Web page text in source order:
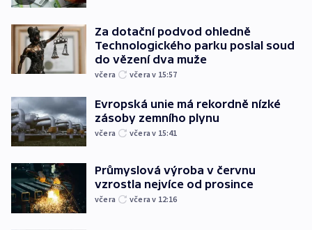
Za dotační podvod ohledně
Technologického parku poslal soud
do vězení dva muže
včera včera v 15:57
Evropská unie má rekordně nízké
zásoby zemního plynu
včera včera v 15:41
Průmyslová výroba v červnu
vzrostla nejvíce od prosince
včera včera v 12:16